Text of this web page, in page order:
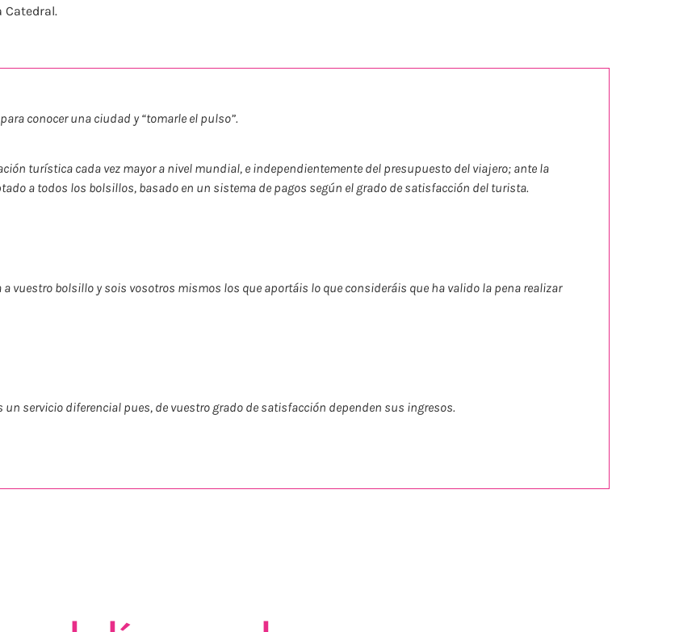
Catedral.
conocer una ciudad y “tomarle el pulso”.
turística cada vez mayor a nivel mundial, e independientemente del presupuesto del viajero; ante la
a todos los bolsillos, basado en un sistema de pagos según el grado de satisfacción del turista.
vuestro bolsillo y sois vosotros mismos los que aportáis lo que consideráis que ha valido la pena realizar
un servicio diferencial pues, de vuestro grado de satisfacción dependen sus ingresos.